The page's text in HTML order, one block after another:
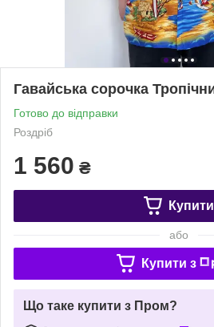
Гавайська сорочка
Готово до відправки
Роздріб
1 560 ₴
Купити
або
Купити з
Що таке купити з Пром?